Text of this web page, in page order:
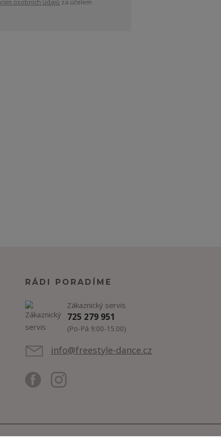
osobních údajů za účelem
RÁDI PORADÍME
Zákaznický servis
725 279 951
(Po-Pá 9:00-15.00)
info@freestyle-dance.cz